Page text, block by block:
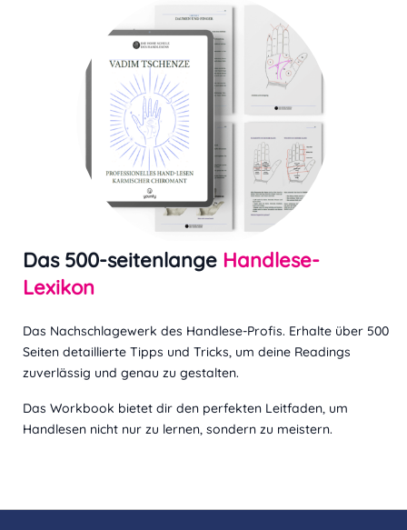
Das 500-seitenlange Handlese-
Lexikon
Das Nachschlagewerk des Handlese-Profis. Erhalte über 500
Seiten detaillierte Tipps und Tricks, um deine Readings
zuverlässig und genau zu gestalten.
Das Workbook bietet dir den perfekten Leitfaden, um
Handlesen nicht nur zu lernen, sondern zu meistern.